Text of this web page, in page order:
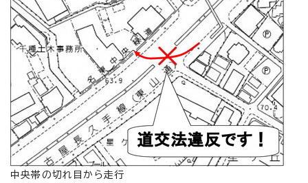
中央帯の切れ目から走行